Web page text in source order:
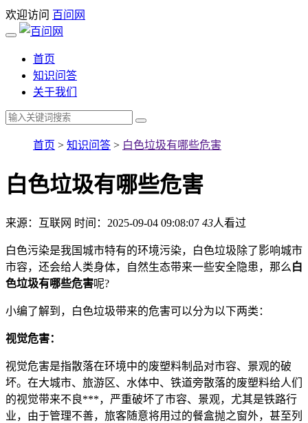
欢迎访问 百问网
首页
知识问答
关于我们
首页 > 知识问答 > 白色垃圾有哪些危害
白色垃圾有哪些危害
来源：互联网 时间：2025-09-04 09:08:07 43人看过
白色污染是我国城市特有的环境污染，白色垃圾除了影响城市
市容，还会给人类身体，自然生态带来一些安全隐患，那么白
色垃圾有哪些危害呢?
小编了解到，白色垃圾带来的危害可以分为以下两类：
视觉危害：
视觉危害是指散落在环境中的废塑料制品对市容、景观的破
坏。在大城市、旅游区、水体中、铁道旁散落的废塑料给人们
的视觉带来不良***，严重破坏了市容、景观，尤其是铁路行
业，由于管理不善，旅客随意将用过的餐盒抛之窗外，甚至列